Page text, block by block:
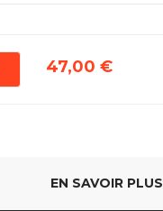
47,00 €
EN SAVOIR PLUS